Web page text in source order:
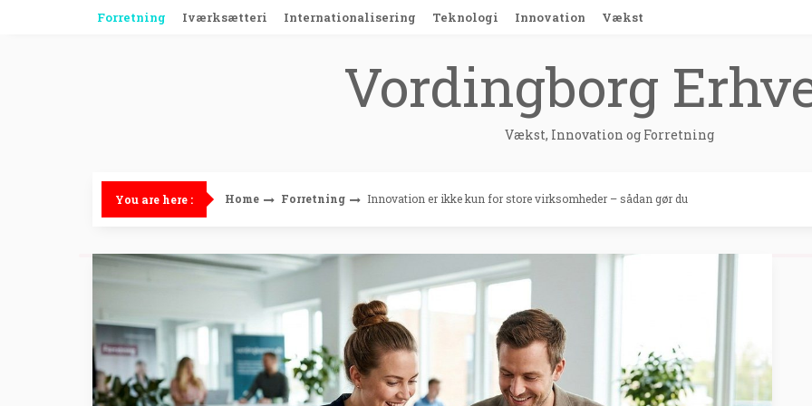
Forretning Iværksætteri Internationalisering Teknologi Innovation Vækst
Vordingborg
Vækst, Innovation og Forretning
You are here : Home Forretning Innovation er ikke kun for store virksomheder – sådan gør du